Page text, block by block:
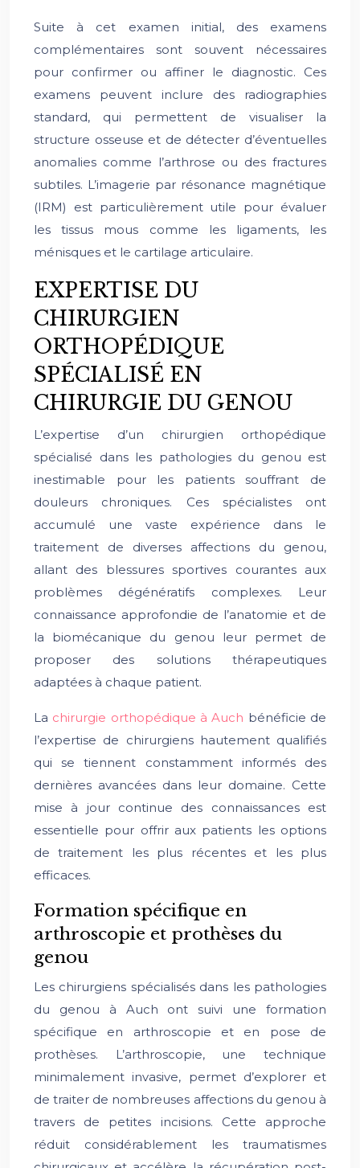
Suite à cet examen initial, des examens
complémentaires sont souvent nécessaires
pour confirmer ou affiner le diagnostic. Ces
examens peuvent inclure des radiographies
standard, qui permettent de visualiser la
structure osseuse et de détecter d’éventuelles
anomalies comme l’arthrose ou des fractures
subtiles. L’imagerie par résonance magnétique
(IRM) est particulièrement utile pour évaluer
les tissus mous comme les ligaments, les
ménisques et le cartilage articulaire.
EXPERTISE DU
CHIRURGIEN
ORTHOPÉDIQUE
SPÉCIALISÉ EN
CHIRURGIE DU GENOU
L’expertise d’un chirurgien orthopédique
spécialisé dans les pathologies du genou est
inestimable pour les patients souffrant de
douleurs chroniques. Ces spécialistes ont
accumulé une vaste expérience dans le
traitement de diverses affections du genou,
allant des blessures sportives courantes aux
problèmes dégénératifs complexes. Leur
connaissance approfondie de l’anatomie et de
la biomécanique du genou leur permet de
proposer des solutions thérapeutiques
adaptées à chaque patient.
La chirurgie orthopédique à Auch bénéficie de
l’expertise de chirurgiens hautement qualifiés
qui se tiennent constamment informés des
dernières avancées dans leur domaine. Cette
mise à jour continue des connaissances est
essentielle pour offrir aux patients les options
de traitement les plus récentes et les plus
efficaces.
Formation spécifique en
arthroscopie et prothèses du
genou
Les chirurgiens spécialisés dans les pathologies
du genou à Auch ont suivi une formation
spécifique en arthroscopie et en pose de
prothèses. L’arthroscopie, une technique
minimalement invasive, permet d’explorer et
de traiter de nombreuses affections du genou à
travers de petites incisions. Cette approche
réduit considérablement les traumatismes